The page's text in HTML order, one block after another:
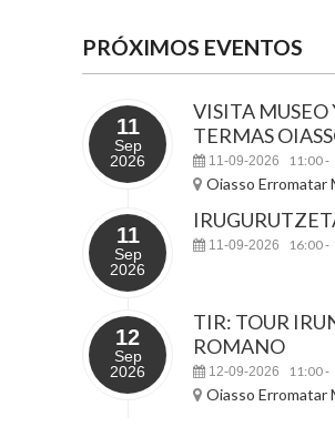
PRÓXIMOS EVENTOS
11
Sep
2026
VISITA MUSEO
TERMAS
11-09-2026 11:00-
Oiasso Erromatar
11
Sep
2026
11-09-2026 16:00-
12
Sep
2026
TIR: TOUR
ROMANO
12-09-2026 11:00-
Oiasso Erromatar